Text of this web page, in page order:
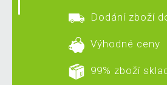
Dodání zboží
Výhodné ceny
99% zboží